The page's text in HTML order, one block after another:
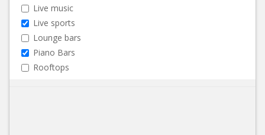
Live music
Live sports
Lounge bars
Piano Bars
Rooftops